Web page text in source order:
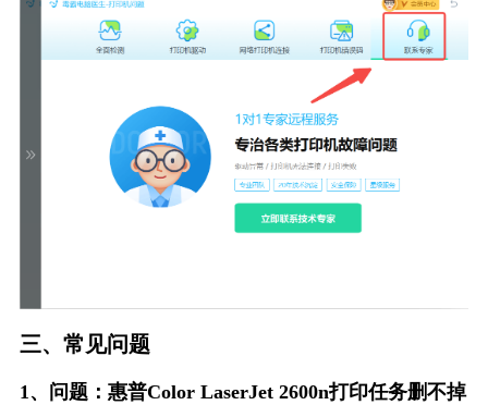
三、常见问题
1、问题：惠普Color LaserJet 2600n打印任务删不掉